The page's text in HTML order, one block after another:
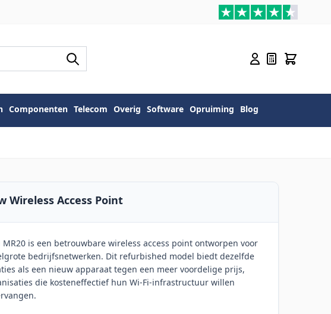
Componenten Telecom Overig Software Opruiming Blog
Wireless Access Point
MR20 is een betrouwbare wireless access point ontworpen voor
bedrijfsnetwerken. Dit refurbished model biedt dezelfde
als een nieuw apparaat tegen een meer voordelige prijs,
die kosteneffectief hun Wi-Fi-infrastructuur willen